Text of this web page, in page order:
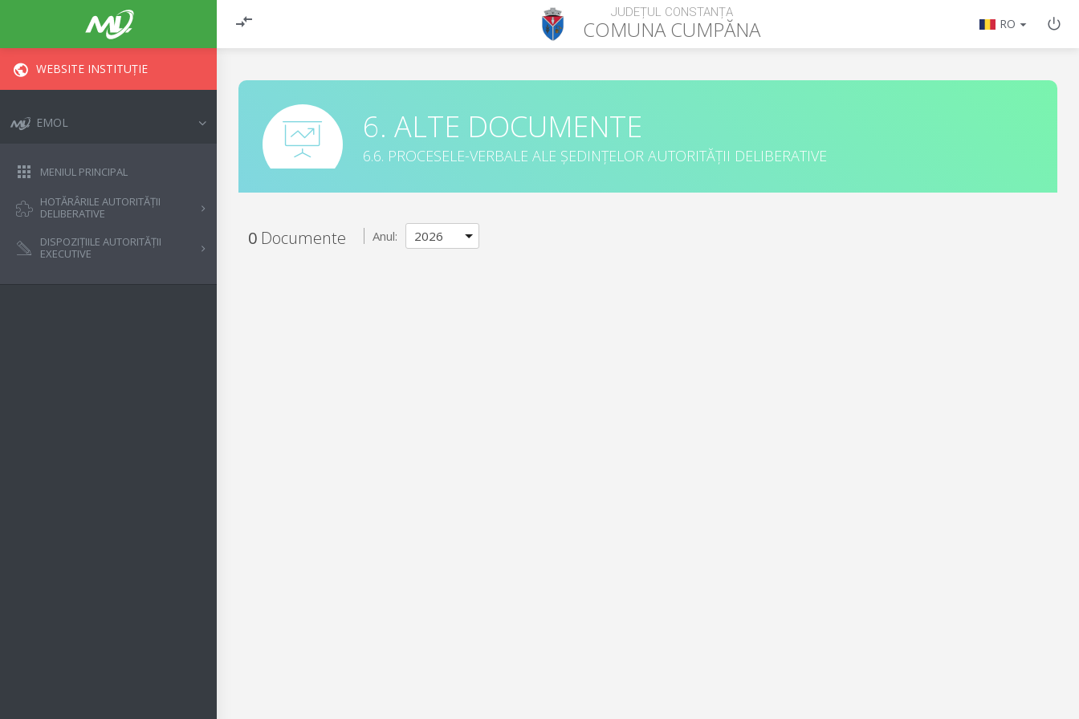
JUDEȚUL CONSTANȚA
COMUNACUMPĂNA RO
WEBSITE INSTITUȚIE
EMOL
MENIUL PRINCIPAL
HOTĂRÂRILE AUTORITĂȚII
DELIBERATIVE
DISPOZIȚIILE AUTORITĂȚII
EXECUTIVE
6. ALTE DOCUMENTE
6.6. PROCESELE-VERBALE ALE ȘEDINȚELOR AUTORITĂȚII DELIBERATIVE
0 Documente Anul: